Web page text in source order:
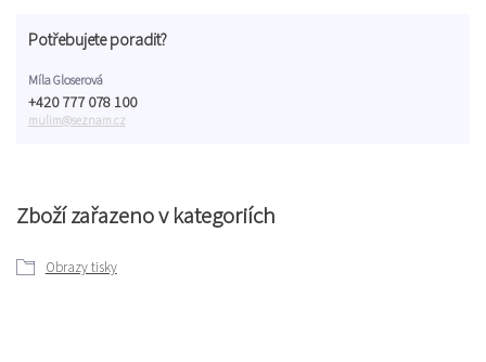
Zboží zařazeno v kategoriích
Obrazy tisky
Potřebujete poradit?
Míla Gloserová
+420 777 078 100
mulim@seznam.cz